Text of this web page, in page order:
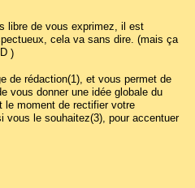
libre de vous exprimez, il est
cela va sans dire. (mais ça
)
de rédaction(1), et vous permet de
vous donner une idée globale du
le moment de rectifier votre
vous le souhaitez(3), pour accentuer